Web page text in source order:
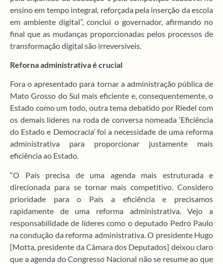
ensino em tempo integral, reforçada pela inserção da escola
em ambiente digital”, conclui o governador, afirmando no
final que as mudanças proporcionadas pelos processos de
transformação digital são irreversíveis.
Reforna administrativa é crucial
Fora o apresentado para tornar a administração pública de
Mato Grosso do Sul mais eficiente e, consequentemente, o
Estado como um todo, outra tema debatido por Riedel com
os demais líderes na roda de conversa nomeada ‘Eficiência
do Estado e Democracia’ foi a necessidade de uma reforma
administrativa para proporcionar justamente mais
eficiência ao Estado.
“O País precisa de uma agenda mais estruturada e
direcionada para se tornar mais competitivo. Considero
prioridade para o País a eficiência e precisamos
rapidamente de uma reforma administrativa. Vejo a
responsabilidade de líderes como o deputado Pedro Paulo
na condução da reforma administrativa. O presidente Hugo
[Motta, presidente da Câmara dos Deputados] deixou claro
que a agenda do Congresso Nacional não se resume ao que